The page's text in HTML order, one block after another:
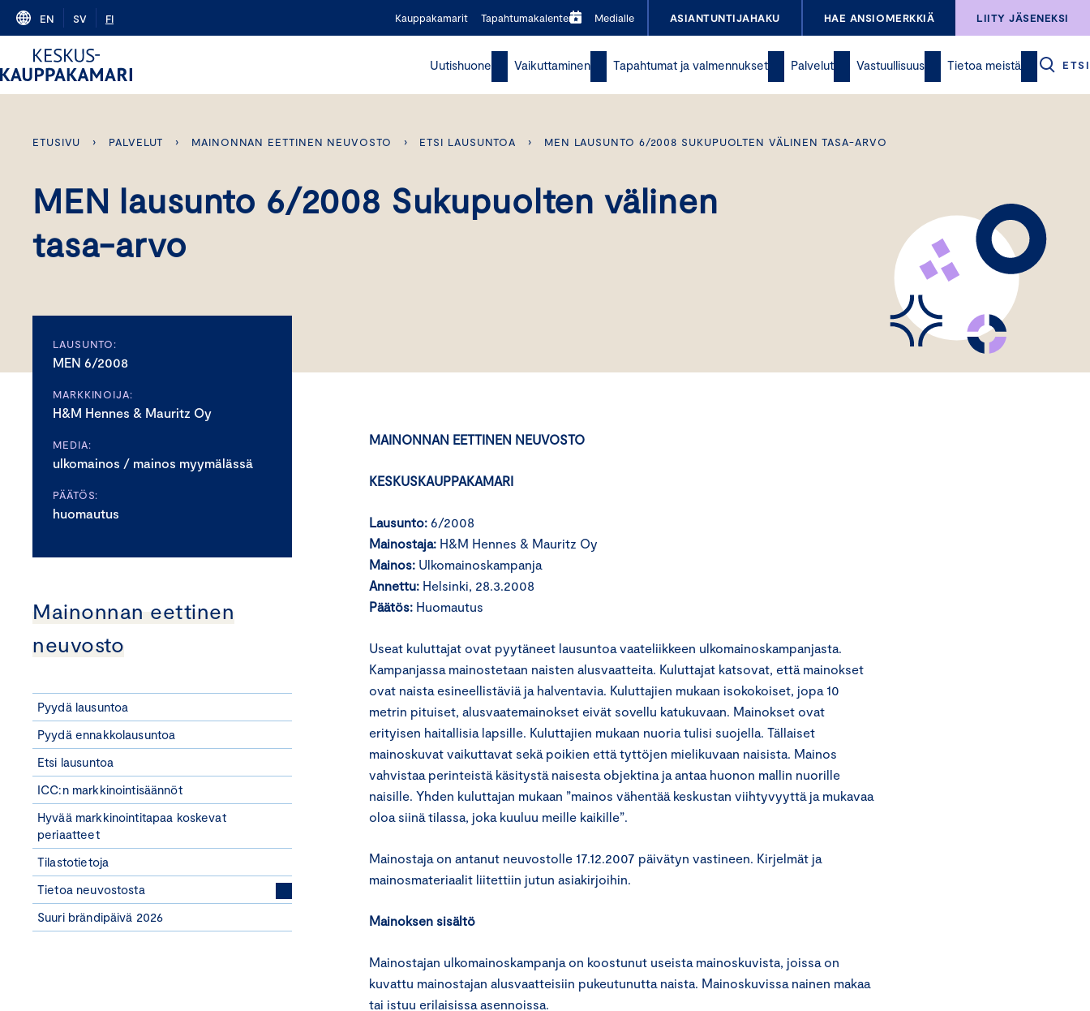
Skip
content
EN SV FI Kauppakamarit Tapahtumakalenteri Medialle ASIANTUNTIJAHAKU HAE ANSIOMERKKIÄ LIITY JÄSENEKSI
Uutishuone Vaikuttaminen Tapahtumat ja valmennukset Palvelut Vastuullisuus Tietoa meistä ETSI
ETUSIVU › PALVELUT › MAINONNAN EETTINEN NEUVOSTO › ETSI LAUSUNTOA › MEN LAUSUNTO 6/2008 SUKUPUOLTEN VÄLINEN TASA-ARVO
MEN lausunto 6/2008 Sukupuolten välinen
tasa-arvo
LAUSUNTO:
MEN 6/2008
MARKKINOIJA:
H&M Hennes & Mauritz Oy
MEDIA:
ulkomainos / mainos myymälässä
PÄÄTÖS:
huomautus
Mainonnan eettinen
neuvosto
Pyydä lausuntoa
Pyydä ennakkolausuntoa
Etsi lausuntoa
ICC:n markkinointisäännöt
Hyvää markkinointitapaa koskevat
periaatteet
Tilastotietoja
Tietoa neuvostosta
Suuri brändipäivä 2026
MAINONNAN EETTINEN NEUVOSTO
KESKUSKAUPPAKAMARI
Lausunto: 6/2008
Mainostaja: H&M Hennes & Mauritz Oy
Mainos: Ulkomainoskampanja
Annettu: Helsinki, 28.3.2008
Päätös: Huomautus
Useat kuluttajat ovat pyytäneet lausuntoa vaateliikkeen ulkomainoskampanjasta.
Kampanjassa mainostetaan naisten alusvaatteita. Kuluttajat katsovat, että mainokset
ovat naista esineellistäviä ja halventavia. Kuluttajien mukaan isokokoiset, jopa 10
metrin pituiset, alusvaatemainokset eivät sovellu katukuvaan. Mainokset ovat
erityisen haitallisia lapsille. Kuluttajien mukaan nuoria tulisi suojella. Tällaiset
mainoskuvat vaikuttavat sekä poikien että tyttöjen mielikuvaan naisista. Mainos
vahvistaa perinteistä käsitystä naisesta objektina ja antaa huonon mallin nuorille
naisille. Yhden kuluttajan mukaan ”mainos vähentää keskustan viihtyvyyttä ja mukavaa
oloa siinä tilassa, joka kuuluu meille kaikille”.
Mainostaja on antanut neuvostolle 17.12.2007 päivätyn vastineen. Kirjelmät ja
mainosmateriaalit liitettiin jutun asiakirjoihin.
Mainoksen sisältö
Mainostajan ulkomainoskampanja on koostunut useista mainoskuvista, joissa on
kuvattu mainostajan alusvaatteisiin pukeutunutta naista. Mainoskuvissa nainen makaa
tai istuu erilaisissa asennoissa.